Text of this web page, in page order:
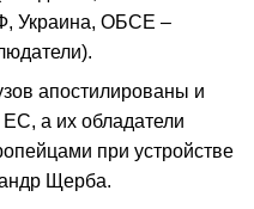
Украина, ОБСЕ –
апостилированы и
а их обладатели
при устройстве
Щерба.